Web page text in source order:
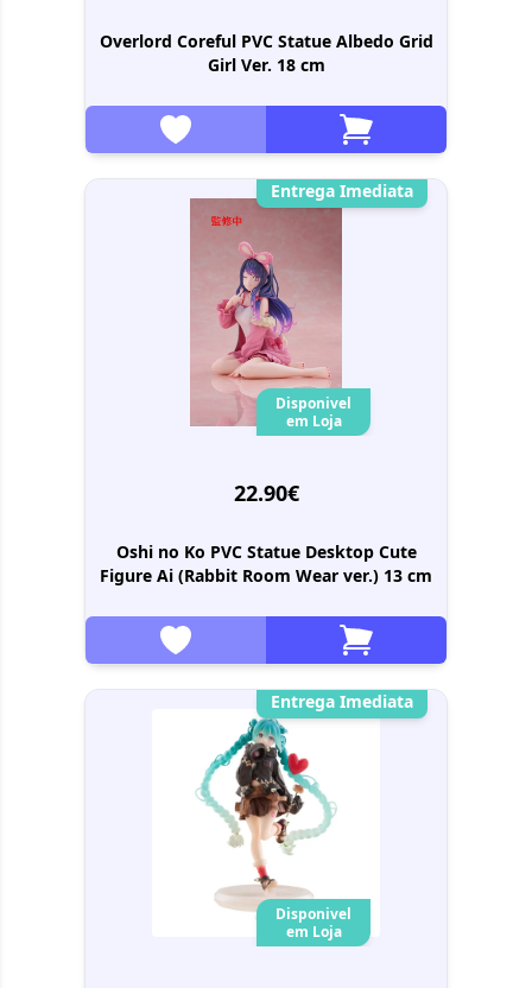
Overlord Coreful PVC Statue Albedo Grid
Girl Ver. 18 cm
Entrega Imediata
Disponivel
em Loja
22.90€
Oshi no Ko PVC Statue Desktop Cute
Figure Ai (Rabbit Room Wear ver.) 13 cm
Entrega Imediata
Disponivel
em Loja